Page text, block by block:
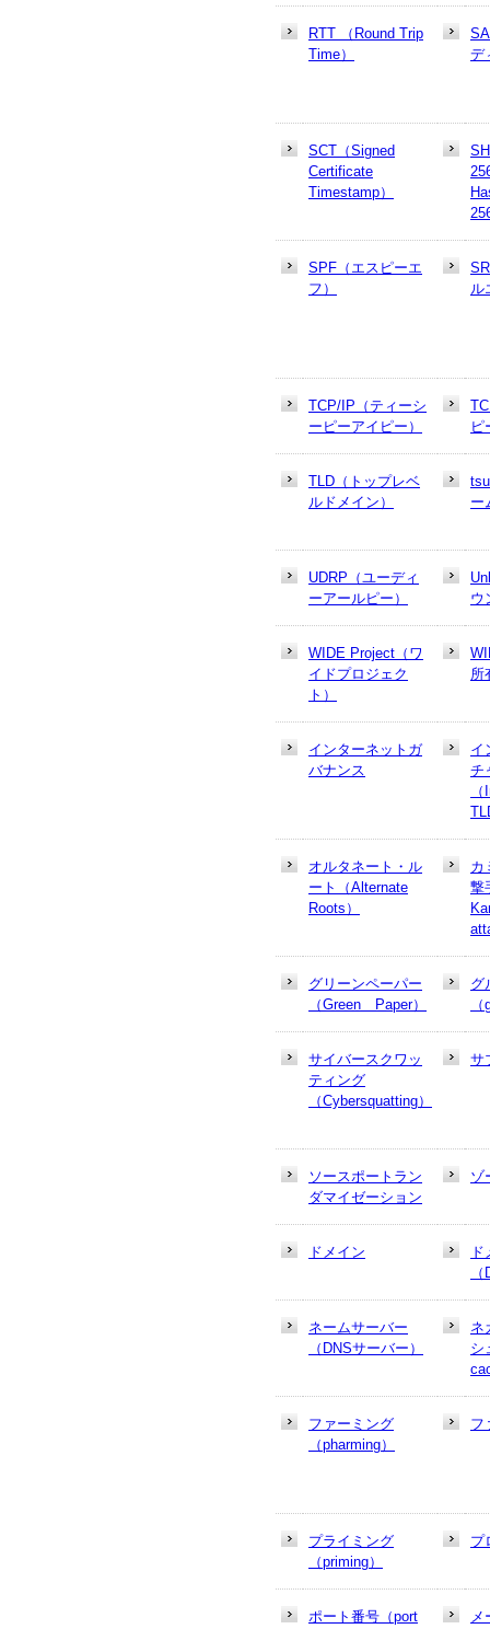
RTT （Round Trip
Time）
デ
SCT（Signed
Certificate
Timestamp）
SPF（エスピーエ
フ）
ル
TCP/IP（ティーシ
ーピーアイピー）
ピ
TLD（トップレベ
ルドメイン）
ー
UDRP（ユーディ
ーアールピー）
ウ
WIDE Project（ワ
イドプロジェク
ト）
所
インターネットガ
バナンス
イ
チ
オルタネート・ル
ート（Alternate
Roots）
カ
撃
グリーンペーパー
（Green Paper）
グ
サイバースクワッ
ティング
（Cybersquatting）
サ
ソースポートラン
ダマイゼーション
ゾ
ドメイン
ネームサーバー
（DNSサーバー）
ネ
シ
ファーミング
（pharming）
フ
プライミング
（priming）
プ
ポート番号（port
メ